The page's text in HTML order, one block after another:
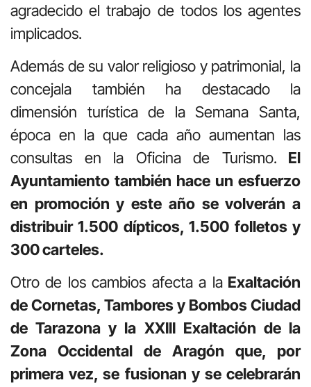
agradecido el trabajo de todos los agentes
implicados.
Además de su valor religioso y patrimonial, la
concejala también ha destacado la
dimensión turística de la Semana Santa,
época en la que cada año aumentan las
consultas en la Oficina de Turismo. El
Ayuntamiento también hace un esfuerzo
en promoción y este año se volverán a
distribuir 1.500 dípticos, 1.500 folletos y
300 carteles.
Otro de los cambios afecta a laExaltación
de Cornetas, Tambores y Bombos Ciudad
de Tarazona y la XXIII Exaltación de la
Zona Occidental de Aragón que, por
primera vez, se fusionan y se celebrarán